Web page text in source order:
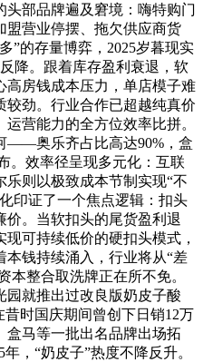
部品牌遍及窘境：嗨特购门
盟营业停摆、拖欠供应商货
”的存量博弈，2025岁暮现实
降。跟着库存盈利衰退，软
高房钱成本压力，单店模子难
劲。行业合作已超越纯真价
营能力的全方位效率比拼。
——奥乐齐占比高达90%，盒
。效率径呈现多元化：互联
乐则以极致成本节制实现“不
印证了一个焦点逻辑：扣头
。当软扣头的尾货盈利退
可持续低价的硬扣头模式，
本钱持续涌入，行业将从“差
本整合取洗牌正在所不免。
园就推出过改良版奶皮子酸
时国庆期间曾创下日销12万
盒马等一批出名品牌出场拓
，“奶皮子”热度不降反升。